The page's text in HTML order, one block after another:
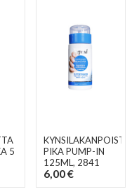
5
PIKA PUMP-IN
125ML, 2841
6,00 €